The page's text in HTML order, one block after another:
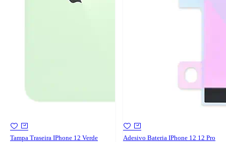
Tampa Traseira IPhone 12 Verde Adesivo Bateria IPhone 12 12 Pro